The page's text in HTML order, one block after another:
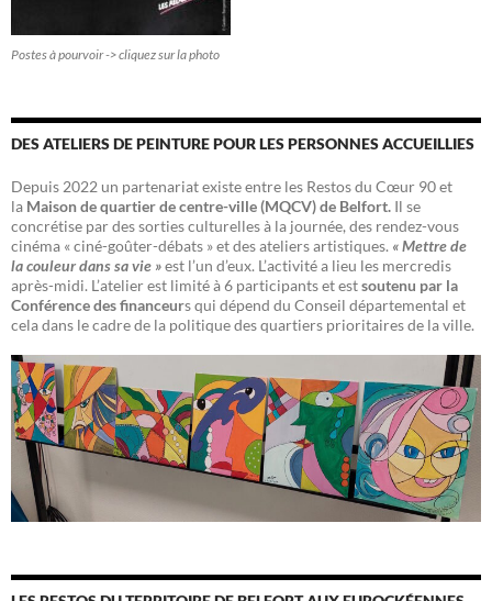
Postes à pourvoir -> cliquez sur la photo
DES ATELIERS DE PEINTURE POUR LES PERSONNES ACCUEILLIES
Depuis 2022 un partenariat existe entre les Restos du Cœur 90 et
la Maison de quartier de centre-ville (MQCV) de Belfort. Il se
concrétise par des sorties culturelles à la journée, des rendez-vous
cinéma « ciné-goûter-débats » et des ateliers artistiques. « Mettre de
la couleur dans sa vie »est l’un d’eux. L’activité a lieu les mercredis
après-midi. L’atelier est limité à 6 participants et estsoutenu par la
Conférence des financeurs qui dépend du Conseil départemental et
cela dans le cadre de la politique des quartiers prioritaires de la ville.